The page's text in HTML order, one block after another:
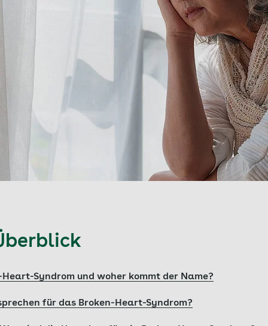
Syndrom und woher kommt der Name?
für das Broken-Heart-Syndrom?